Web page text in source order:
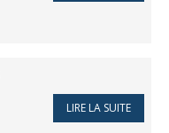
LIRE LA SUITE